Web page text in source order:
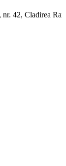
nr. 42, Cladirea